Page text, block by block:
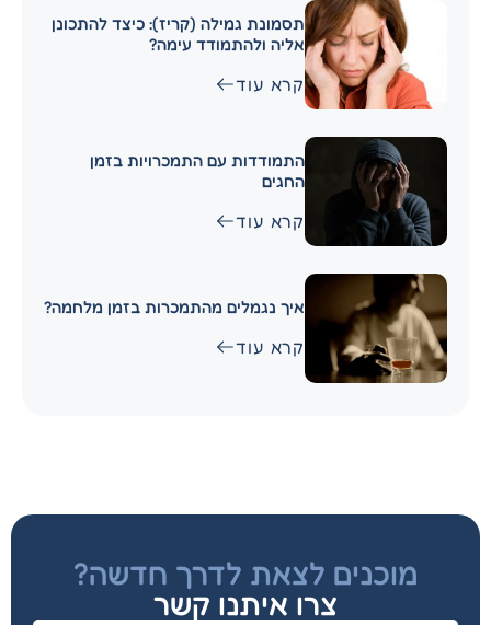
תסמונת גמילה (קריז): כיצד להתכונן
אליה ולהתמודד עימה?
קרא עוד
התמודדות עם התמכרויות בזמן
החגים
קרא עוד
איך נגמלים מהתמכרות בזמן מלחמה?
קרא עוד
מוכנים לצאת לדרך חדשה?
צרו איתנו קשר